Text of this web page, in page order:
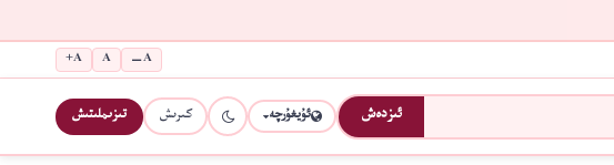
A−
A
A+
ئىزدەش ئۇيغۇرچە كىرىش تىزىملىتىش